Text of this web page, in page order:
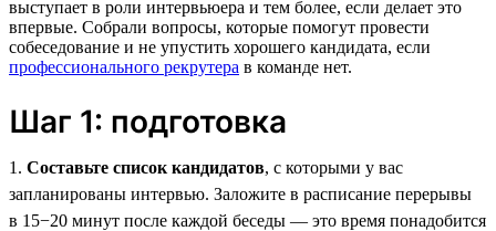
выступает в роли интервьюера и тем более, если делает это
впервые. Собрали вопросы, которые помогут провести
собеседование и не упустить хорошего кандидата, если
профессионального рекрутера в команде нет.
Шаг 1: подготовка
1. Составьте список кандидатов, с которыми у вас
запланированы интервью. Заложите в расписание перерывы
в 15−20 минут после каждой беседы — это время понадобится